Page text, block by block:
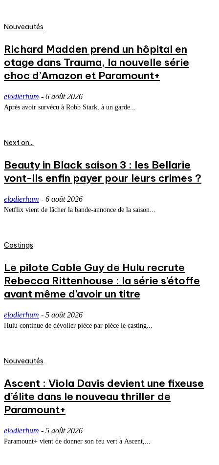
Nouveautés
Richard Madden prend un hôpital en
otage dans Trauma, la nouvelle série
choc d’Amazon et Paramount+
elodierhum - 6 août 2026
Après avoir survécu à Robb Stark, à un garde...
Next on...
Beauty in Black saison 3 : les Bellarie
vont-ils enfin payer pour leurs crimes ?
elodierhum - 6 août 2026
Netflix vient de lâcher la bande-annonce de la saison...
Castings
Le pilote Cable Guy de Hulu recrute
Rebecca Rittenhouse : la série s’étoffe
avant même d’avoir un titre
elodierhum - 5 août 2026
Hulu continue de dévoiler pièce par pièce le casting...
Nouveautés
Ascent : Viola Davis devient une fixeuse
d’élite dans le nouveau thriller de
Paramount+
elodierhum - 5 août 2026
Paramount+ vient de donner son feu vert à Ascent,...